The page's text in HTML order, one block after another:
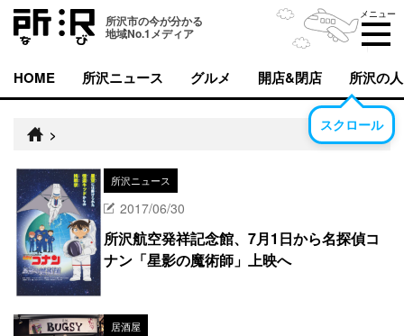
所沢市の今が分かる
地域No.1メディア
メニュー
HOME 所沢ニュース グルメ 開店&閉店 所沢の人
スクロール
>
所沢ニュース
2017/06/30
所沢航空発祥記念館、7月1日から名探偵コ
ナン「星影の魔術師」上映へ
居酒屋